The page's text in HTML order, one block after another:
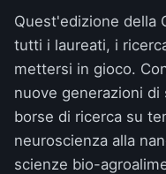
Quest'edizione della
tutti i laureati, i
mettersi in gioco.
nuove generazioni di
borse di ricerca su
neuroscienza alla
scienze bio-